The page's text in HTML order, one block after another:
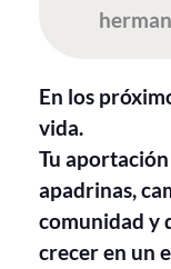
En los
vida.
Tu
apadrinas,
comunidad y
crecer en un